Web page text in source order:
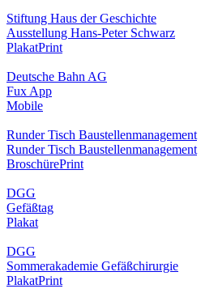
Stiftung Haus der Geschichte
Ausstellung Hans-Peter Schwarz
PlakatPrint
Deutsche Bahn AG
Fux App
Mobile
Runder Tisch Baustellenmanagement
Runder Tisch Baustellenmanagement
BroschürePrint
DGG
Gefäßtag
Plakat
DGG
Sommerakademie Gefäßchirurgie
PlakatPrint